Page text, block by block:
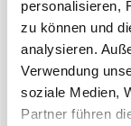
personalisieren,
zu können und
analysieren.
Verwendung
soziale Medien,
Partner führen